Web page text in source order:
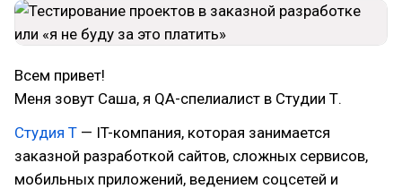
Всем привет!
Меня зовут Саша, я QA-спелиалист в Студии Т.
Студия Т — IT-компания, которая занимается
заказной разработкой сайтов, сложных сервисов,
мобильных приложений, ведением соцсетей и